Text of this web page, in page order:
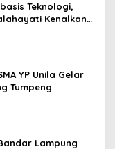
Teknologi,
Kenalkan
Sampah
YP Unila Gelar
Tumpeng
Lampung